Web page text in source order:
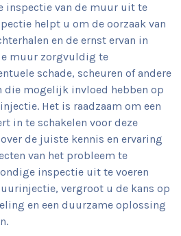
inspectie van de muur uit te
helpt u om de oorzaak van
en de ernst ervan in
muur zorgvuldig te
schade, scheuren of andere
die mogelijk invloed hebben op
Het is raadzaam om een
in te schakelen voor deze
de juiste kennis en ervaring
van het probleem te
inspectie uit te voeren
vergroot u de kans op
en een duurzame oplossing